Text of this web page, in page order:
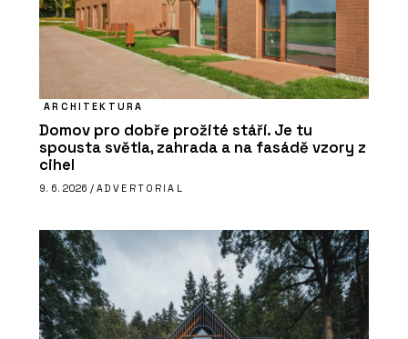
ARCHITEKTURA
Domov pro dobře prožité stáří. Je tu
spousta světla, zahrada a na fasádě vzory z
cihel
9. 6. 2026 / ADVERTORIAL